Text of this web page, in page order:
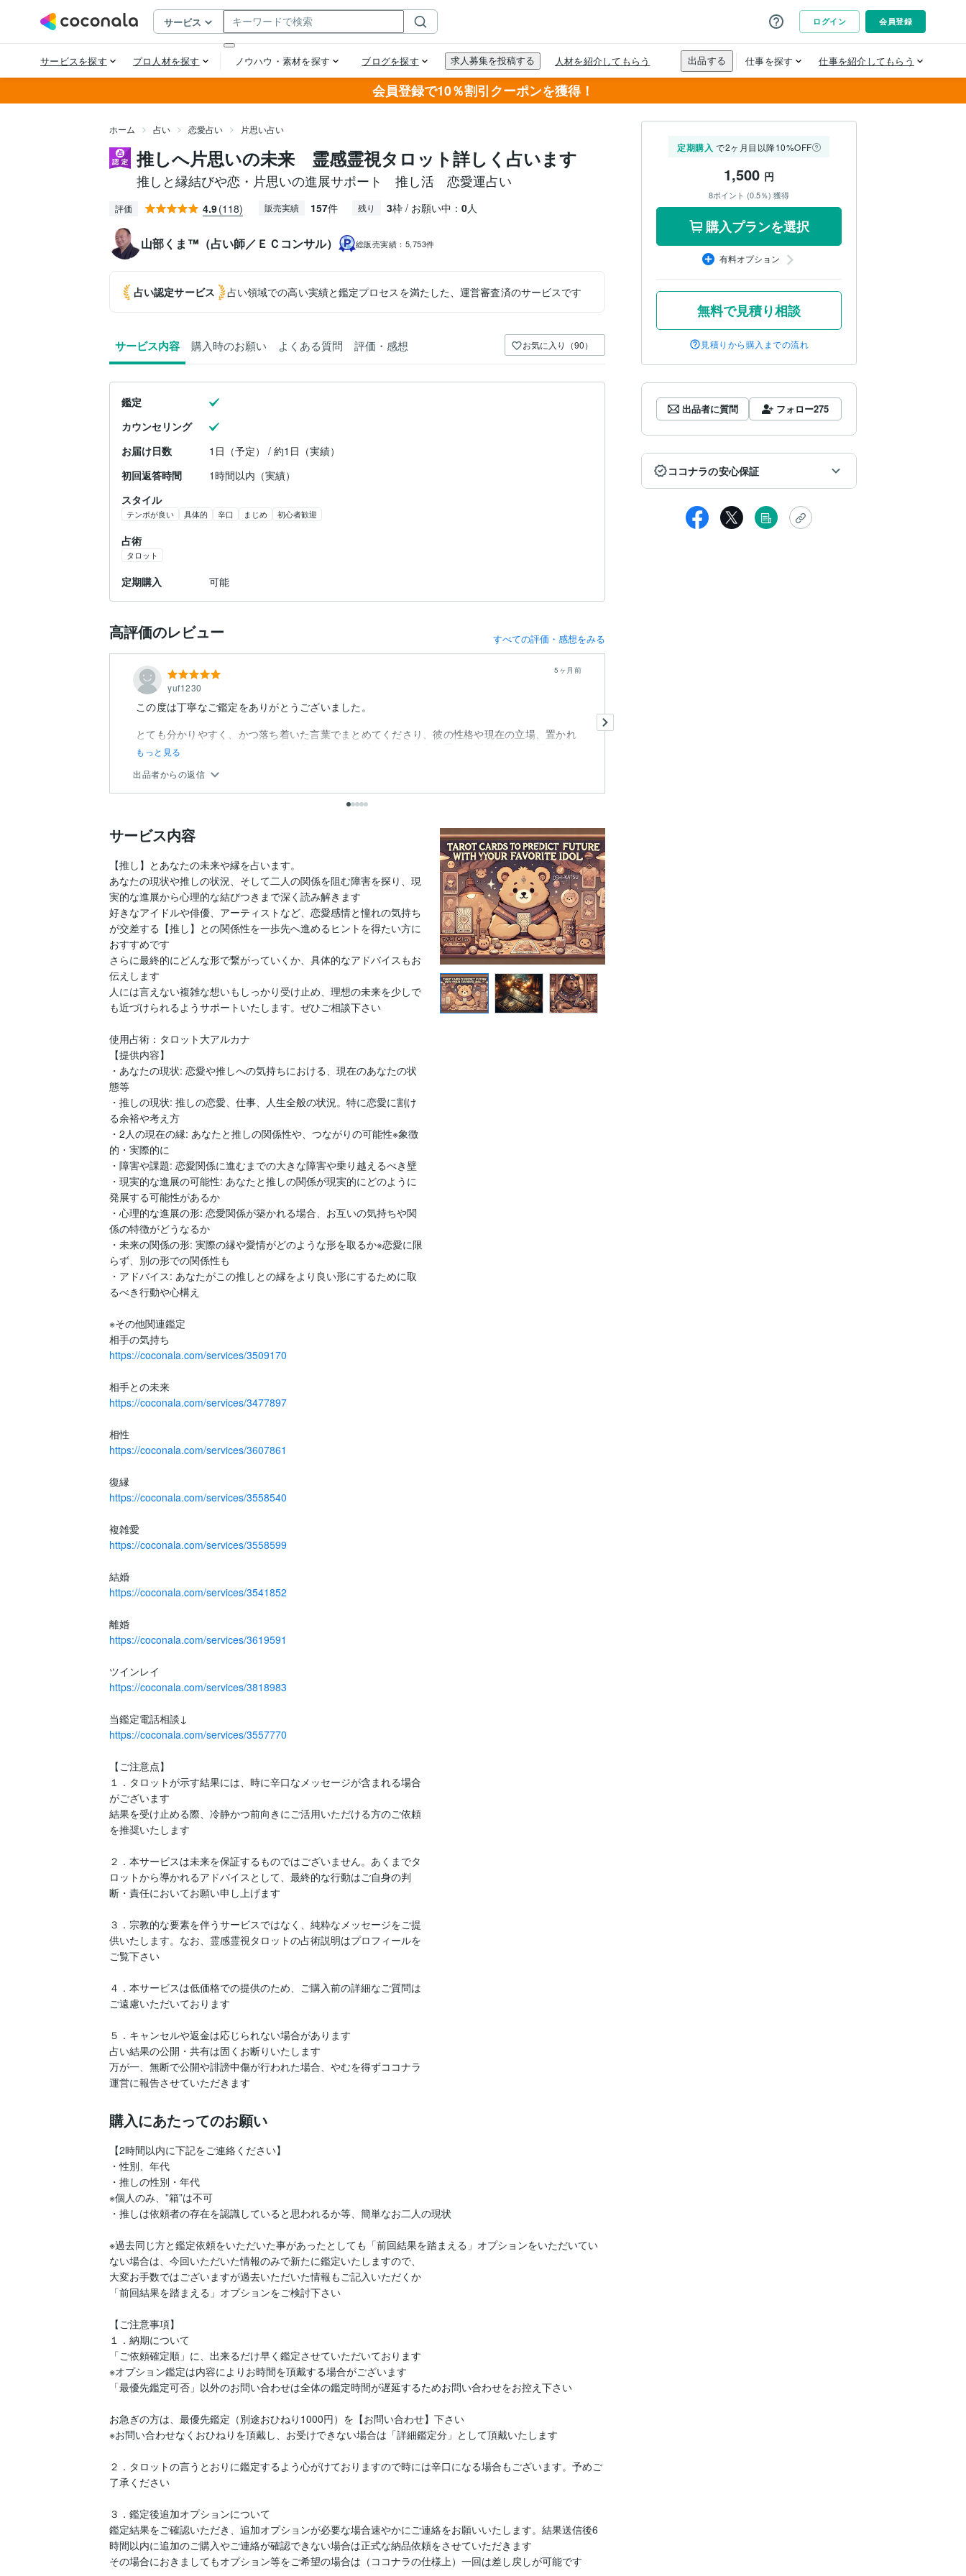
会員登録で10％割引クーポンを獲得！
ホーム 占い 恋愛占い 片思い占い
推しへ片思いの未来 霊感霊視タロット詳しく占います
推しと縁結びや恋・片思いの進展サポート 推し活 恋愛運占い
評価 4.9(118) 販売実績 157件 残り 3枠 / お願い中： 0人
山部くま™（占い師／ＥＣコンサル） 総販売実績： 5,753件
占い認定サービス 占い領域での高い実績と鑑定プロセスを満たした、運営審査済のサービスです
サービス内容 購入時のお願い よくある質問 評価・感想 お気に入り（90）
鑑定
カウンセリング
お届け日数
1日（予定） / 約1日（実績）
初回返答時間
1時間以内（実績）
スタイル
テンポが良い 具体的 辛口 まじめ 初心者歓迎
占術
タロット
定期購入 可能
高評価のレビュー すべての評価・感想をみる
yuf1230
5ヶ月前
この度は丁寧なご鑑定をありがとうございました。
とても分かりやすく、かつ落ち着いた言葉でまとめてくださり、彼の性格や現在の立場、置かれ
ている状況の捉え方も含めて、私自身がこれまで感じてきた印象と重なる部分が多く、深く腑に
落ちる内容でした。
もっと見る
出品者からの返信
サービス内容
【推し】とあなたの未来や縁を占います。
あなたの現状や推しの状況、そして二人の関係を阻む障害を探り、現
実的な進展から心理的な結びつきまで深く読み解きます
好きなアイドルや俳優、アーティストなど、恋愛感情と憧れの気持ち
が交差する【推し】との関係性を一歩先へ進めるヒントを得たい方に
おすすめです
さらに最終的にどんな形で繋がっていくか、具体的なアドバイスもお
伝えします
人には言えない複雑な想いもしっかり受け止め、理想の未来を少しで
も近づけられるようサポートいたします。ぜひご相談下さい
使用占術：タロット大アルカナ
【提供内容】
・あなたの現状: 恋愛や推しへの気持ちにおける、現在のあなたの状
態等
・推しの現状: 推しの恋愛、仕事、人生全般の状況。特に恋愛に割け
る余裕や考え方
・2人の現在の縁: あなたと推しの関係性や、つながりの可能性※象徴
的・実際的に
・障害や課題: 恋愛関係に進むまでの大きな障害や乗り越えるべき壁
・現実的な進展の可能性: あなたと推しの関係が現実的にどのように
発展する可能性があるか
・心理的な進展の形: 恋愛関係が築かれる場合、お互いの気持ちや関
係の特徴がどうなるか
・未来の関係の形: 実際の縁や愛情がどのような形を取るか※恋愛に限
らず、別の形での関係性も
・アドバイス: あなたがこの推しとの縁をより良い形にするために取
るべき行動や心構え
※その他関連鑑定
https://coconala.com/services/3509170
https://coconala.com/services/3477897
https://coconala.com/services/3607861
https://coconala.com/services/3558540
https://coconala.com/services/3558599
https://coconala.com/services/3541852
https://coconala.com/services/3619591
https://coconala.com/services/3818983
https://coconala.com/services/3557770
【ご注意点】
１．タロットが示す結果には、時に辛口なメッセージが含まれる場合
がございます
結果を受け止める際、冷静かつ前向きにご活用いただける方のご依頼
を推奨いたします
２．本サービスは未来を保証するものではございません。あくまでタ
ロットから導かれるアドバイスとして、最終的な行動はご自身の判
断・責任においてお願い申し上げます
３．宗教的な要素を伴うサービスではなく、純粋なメッセージをご提
供いたします。なお、霊感霊視タロットの占術説明はプロフィールを
ご覧下さい
４．本サービスは低価格での提供のため、ご購入前の詳細なご質問は
ご遠慮いただいております
５．キャンセルや返金は応じられない場合があります
占い結果の公開・共有は固くお断りいたします
万が一、無断で公開や誹謗中傷が行われた場合、やむを得ずココナラ
運営に報告させていただきます
購入にあたってのお願い
【2時間以内に下記をご連絡ください】
・性別、年代
・推しの性別・年代
※個人のみ、”箱”は不可
・推しは依頼者の存在を認識していると思われるか等、簡単なお二人の現状
※過去同じ方と鑑定依頼をいただいた事があったとしても「前回結果を踏まえる」オプションをいただいてい
ない場合は、今回いただいた情報のみで新たに鑑定いたしますので、
大変お手数ではございますが過去いただいた情報もご記入いただくか
「前回結果を踏まえる」オプションをご検討下さい
【ご注意事項】
１．納期について
「ご依頼確定順」に、出来るだけ早く鑑定させていただいております
※オプション鑑定は内容によりお時間を頂戴する場合がございます
「最優先鑑定可否」以外のお問い合わせは全体の鑑定時間が遅延するためお問い合わせをお控え下さい
お急ぎの方は、最優先鑑定（別途おひねり1000円）を【お問い合わせ】下さい
※お問い合わせなくおひねりを頂戴し、お受けできない場合は「詳細鑑定分」として頂戴いたします
２．タロットの言うとおりに鑑定するよう心がけておりますので時には辛口になる場合もございます。予めご
了承ください
３．鑑定後追加オプションについて
鑑定結果をご確認いただき、追加オプションが必要な場合速やかにご連絡をお願いいたします。結果送信後6
時間以内に追加のご購入やご連絡が確認できない場合は正式な納品依頼をさせていただきます
その場合におきましてもオプション等をご希望の場合は（ココナラの仕様上）一回は差し戻しが可能です
定期購入 で2ヶ月目以降10%OFF
1,500 円
8ポイント (0.5％) 獲得
購入プランを選択
有料オプション
無料で見積り相談
見積りから購入までの流れ
出品者に質問 フォロー275
ココナラの安心保証